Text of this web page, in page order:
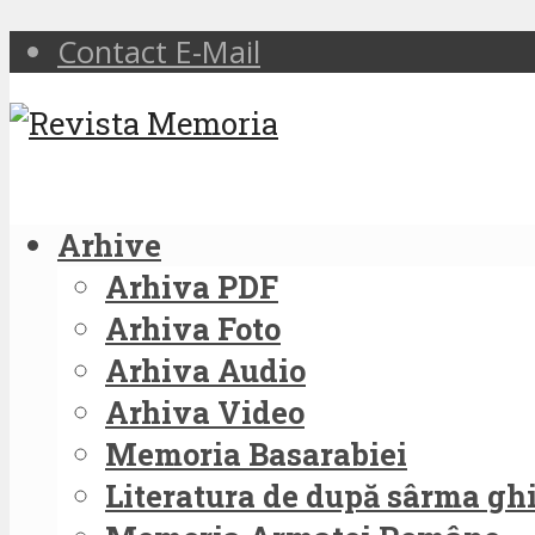
Contact E-Mail
Arhive
Arhiva PDF
Arhiva Foto
Arhiva Audio
Arhiva Video
Memoria Basarabiei
Literatura de după sârma